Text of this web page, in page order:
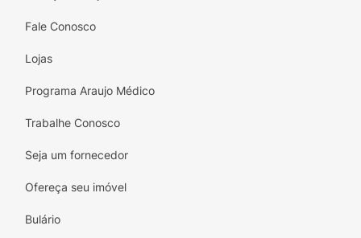
Usar o produto em conjunto com alta
proteção solar
Fale Conosco
Lojas
Programa Araujo Médico
Trabalhe Conosco
Seja um fornecedor
Ofereça seu imóvel
Bulário